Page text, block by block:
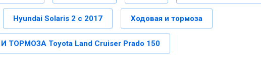
Hyundai Solaris 2 с 2017 Ходовая и тормоза
ТОРМОЗА Toyota Land Cruiser Prado 150